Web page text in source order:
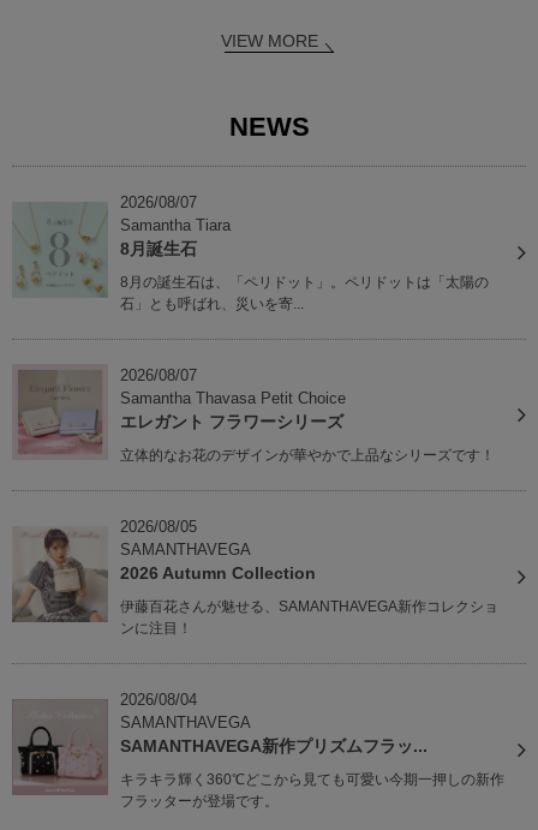
VIEW MORE
NEWS
2026/08/07
Samantha Tiara
8月誕生石
8月の誕生石は、「ペリドット」。ペリドットは「太陽の
石」とも呼ばれ、災いを寄...
2026/08/07
Samantha Thavasa Petit Choice
エレガント フラワーシリーズ
立体的なお花のデザインが華やかで上品なシリーズです！
2026/08/05
SAMANTHAVEGA
2026 Autumn Collection
伊藤百花さんが魅せる、SAMANTHAVEGA新作コレクショ
ンに注目！
2026/08/04
SAMANTHAVEGA
SAMANTHAVEGA新作プリズムフラッ...
キラキラ輝く360℃どこから見ても可愛い今期一押しの新作
フラッターが登場です。